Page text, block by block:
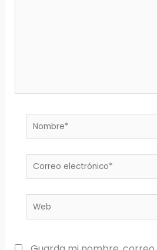
Nombre*
Correo
electrónico*
Web